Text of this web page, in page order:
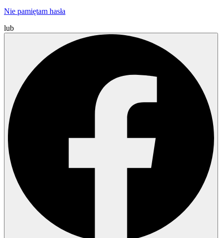
Nie pamiętam hasła
lub